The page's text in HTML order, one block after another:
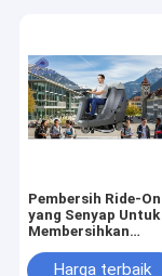
Pembersih Ride-On
yang Senyap Untuk
Membersihkan
Desain Berisik
Harga terbaik